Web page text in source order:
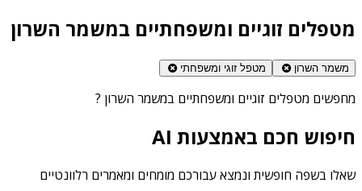
מטפלים זוגיים ומשפחתיים במשמר השרון
משמר השרון מטפל זוגי ומשפחתי
מחפשים מטפלים זוגיים ומשפחתיים במשמר השרון ?
חיפוש חכם באמצעות AI
שאלו בשפה חופשית ונמצא עבורכם מומחים ומאמרים רלוונטיים